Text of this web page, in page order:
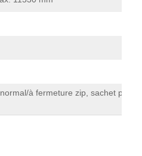
à fermeture zip, sachet